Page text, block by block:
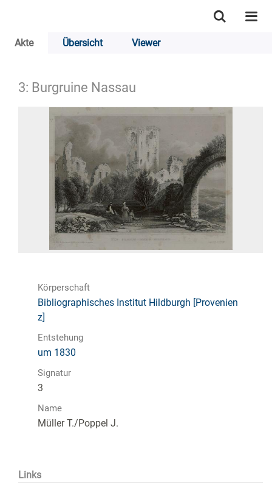
Akte Übersicht Viewer
3: Burgruine Nassau
Körperschaft
Bibliographisches Institut Hildburgh [Provenien
z]
Entstehung
um 1830
Signatur
3
Name
Müller T./Poppel J.
Links